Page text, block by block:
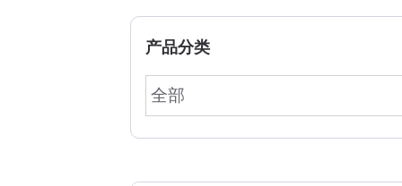
产品分类
全部